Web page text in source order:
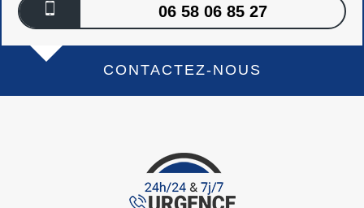
06 58 06 85 27
CONTACTEZ-NOUS